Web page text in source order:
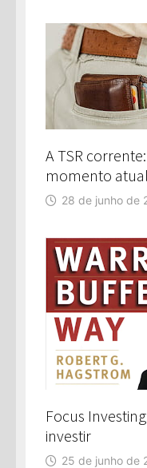
A TSR
momento atual
28 de junho de
Focus
investir
25 de junho de